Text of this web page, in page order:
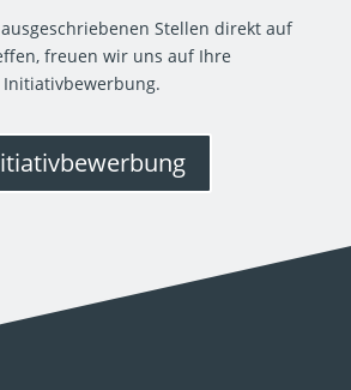
Stellen direkt auf
freuen wir uns auf Ihre
Initiativbewerbung.